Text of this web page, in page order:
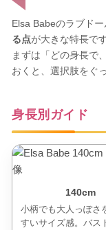
Elsa Babeのラブドー
る点が大きな特長です
まずは「どの身長で
おくと、選択肢をぐ
身長別ガイド
140cm
小柄でも大人っぽさ
すいサイズ感。バス